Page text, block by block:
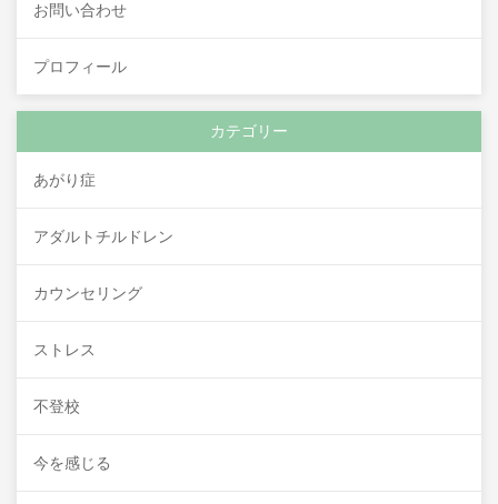
お問い合わせ
プロフィール
カテゴリー
あがり症
アダルトチルドレン
カウンセリング
ストレス
不登校
今を感じる